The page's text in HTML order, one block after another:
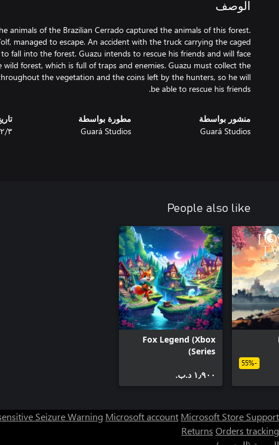
الوصف
animals of the Brazilian Cerrado captured the animals of this forest.
managed to escape. An accident with the truck carrying the caged
fall into the forest. Guazu intends to rescue his friends and will face
forest, which is full of traps and enemies. Guazu must collect the
the vegetation and the coins left by the hunters, so he will
be able to rescue his friends.
منشور بواسطة
Guará Studios
مطورة بواسطة
Guará Studios ٣‏/١٢‏/٢٠٢١
People also like
-55%
Fox Legend (Xbox
Series)
١٫٩٠٠ د.ب.‏
Seizure Warning Microsoft account Microsoft Store Support
Returns Orders tracking